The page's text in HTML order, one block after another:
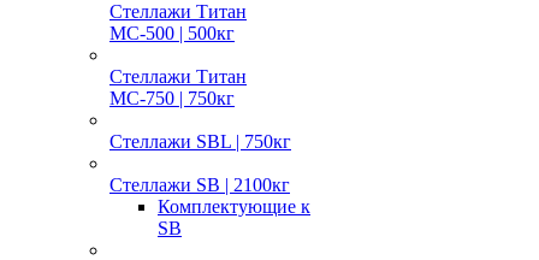
Стеллажи Титан
МС-500 | 500кг
Стеллажи Титан
МС-750 | 750кг
Стеллажи SBL | 750кг
Стеллажи SB | 2100кг
Комплектующие к
SB